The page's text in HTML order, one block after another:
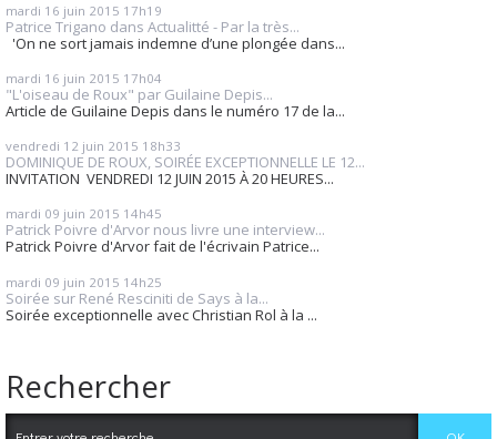
mardi 16 juin 2015 17h19
Patrice Trigano dans Actualitté - Par la très...
'On ne sort jamais indemne d’une plongée dans...
mardi 16 juin 2015 17h04
"L'oiseau de Roux" par Guilaine Depis...
Article de Guilaine Depis dans le numéro 17 de la...
vendredi 12 juin 2015 18h33
DOMINIQUE DE ROUX, SOIRÉE EXCEPTIONNELLE LE 12...
INVITATION VENDREDI 12 JUIN 2015 À 20 HEURES...
mardi 09 juin 2015 14h45
Patrick Poivre d'Arvor nous livre une interview...
Patrick Poivre d'Arvor fait de l'écrivain Patrice...
mardi 09 juin 2015 14h25
Soirée sur René Resciniti de Says à la...
Soirée exceptionnelle avec Christian Rol à la ...
Rechercher